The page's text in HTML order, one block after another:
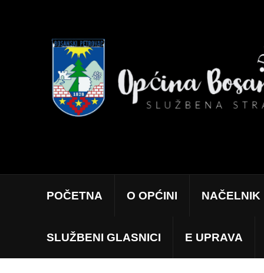
POČETNA O OPĆINI NAČELNIK
SLUŽBENI GLASNICI E UPRAVA